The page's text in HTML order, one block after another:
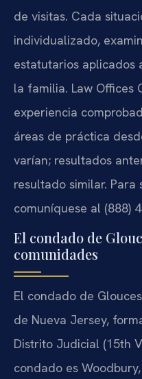
de visitas. Cada
individualizado,
estatutarios aplicados
la familia. Law Offices
experiencia
áreas de práctica
varían; resultados
resultado similar.
comuníquese al (888)
El condado de
comunidades
El condado de
de Nueva Jersey,
Distrito Judicial (15th
condado es